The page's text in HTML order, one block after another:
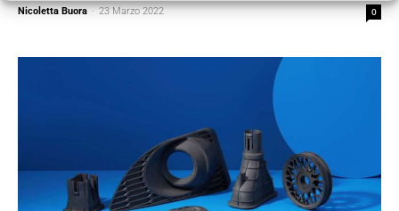
Nicoletta Buora - 23 Marzo 2022 0